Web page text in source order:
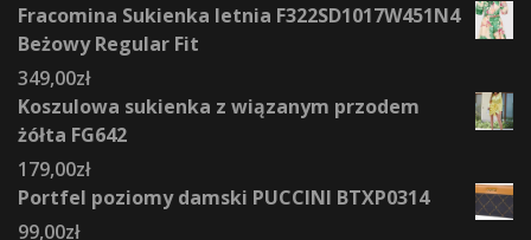
Fracomina Sukienka letnia F322SD1017W451N4
Beżowy Regular Fit
349,00zł
Koszulowa sukienka z wiązanym przodem
żółta FG642
179,00zł
Portfel poziomy damski PUCCINI BTXP0314
99,00zł